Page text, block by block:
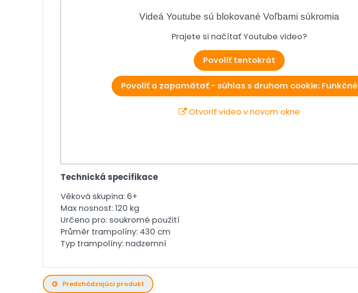
Videá Youtube sú blokované Voľbami súkromia
Prajete si načítať Youtube video?
Povoliť tentokrát
Povoliť a zapamätať - súhlas s druhom cookie: Funkčné
Otvoriť video v novom okne
Technická specifikace
Věková skupina: 6+
Max nosnost: 120 kg
Určeno pro: soukromé použití
Průměr trampolíny: 430 cm
Typ trampolíny: nadzemní
Predchádzajúci produkt